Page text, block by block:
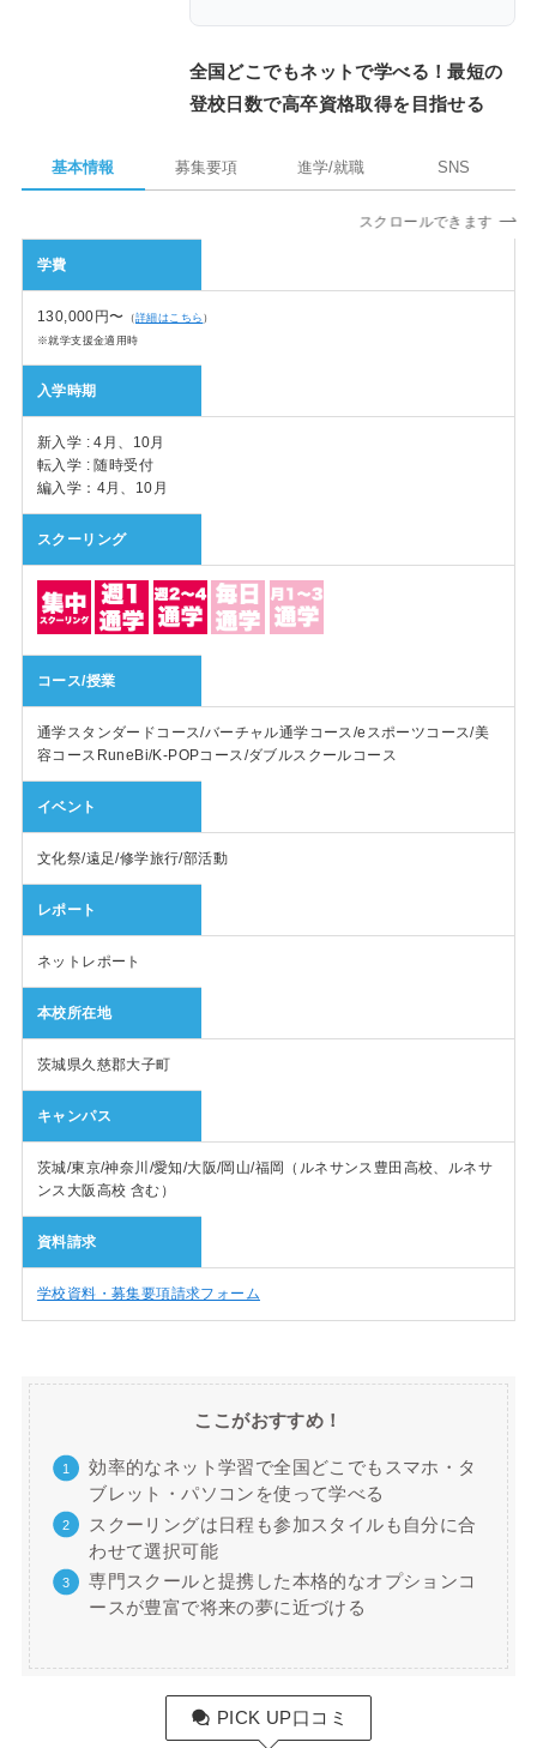
全国どこでもネットで学べる！最短の
登校日数で高卒資格取得を目指せる
基本情報 募集要項 進学/就職 SNS
スクロールできます
学費
130,000円〜 （詳細はこちら ）
※就学支援金適用時
入学時期
新入学 : 4月、10月
転入学 : 随時受付
編入学：4月、10月
スクーリング
コース/授業
通学スタンダードコース/バーチャル通学コース/eスポーツコース/美
容コースRuneBi/K-POPコース/ダブルスクールコース
イベント
文化祭/遠足/修学旅行/部活動
レポート
ネットレポート
本校所在地
茨城県久慈郡大子町
キャンパス
茨城/東京/神奈川/愛知/大阪/岡山/福岡（ルネサンス豊田高校、ルネサ
ンス大阪高校 含む）
資料請求
学校資料・募集要項請求フォーム
ここがおすすめ！
効率的なネット学習で全国どこでもスマホ・タ
ブレット・パソコンを使って学べる
スクーリングは日程も参加スタイルも自分に合
わせて選択可能
専門スクールと提携した本格的なオプションコ
ースが豊富で将来の夢に近づける
PICK UP口コミ